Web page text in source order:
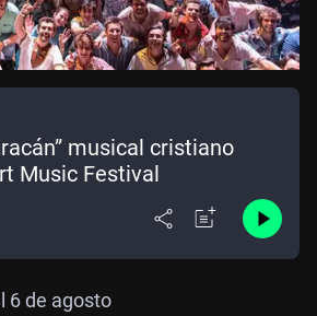
musical cristiano
Music Festival
6 de agosto